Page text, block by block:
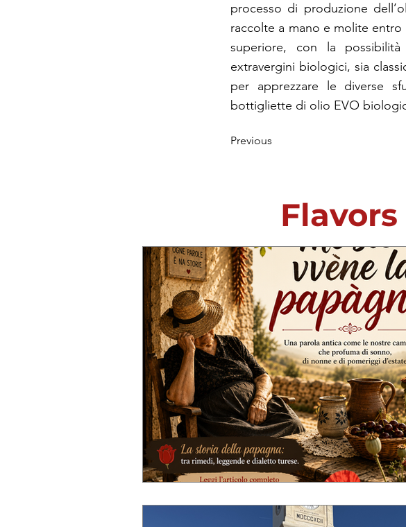
processo di produzione
raccolte a mano e molite
superiore, con la
extravergini biologici, sia
per apprezzare le diverse
bottigliette di olio EVO
Previous